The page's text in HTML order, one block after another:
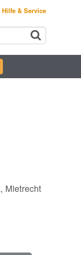
Hilfe & Service
Mietrecht